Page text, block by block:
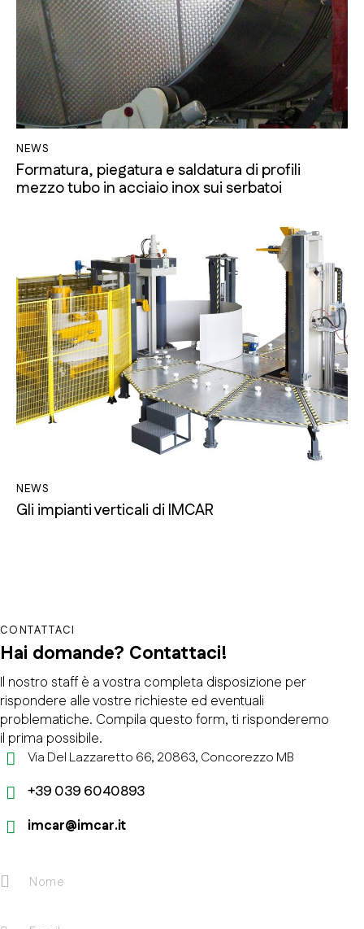
NEWS
Formatura, piegatura e saldatura di profili
mezzo tubo in acciaio inox sui serbatoi
NEWS
Gli impianti verticali di IMCAR
CONTATTACI
Hai domande? Contattaci!
Il nostro staff è a vostra completa disposizione per
rispondere alle vostre richieste ed eventuali
problematiche. Compila questo form, ti risponderemo
il prima possibile.
Via Del Lazzaretto 66, 20863, Concorezzo MB
+39 039 6040893
imcar@imcar.it